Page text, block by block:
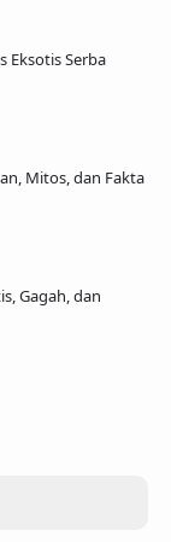
Eksotis Serba
Mitos, dan Fakta
Gagah, dan